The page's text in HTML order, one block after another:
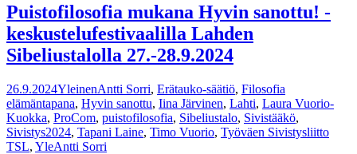
Puistofilosofia mukana Hyvin sanottu! -
keskustelufestivaalilla Lahden
Sibeliustalolla 27.-28.9.2024
26.9.2024YleinenAntti Sorri, Erätauko-säätiö, Filosofia
elämäntapana, Hyvin sanottu, Iina Järvinen, Lahti, Laura Vuorio-
Kuokka, ProCom, puistofilosofia, Sibeliustalo, Sivistääkö,
Sivistys2024, Tapani Laine, Timo Vuorio, Työväen Sivistysliitto
TSL, YleAntti Sorri